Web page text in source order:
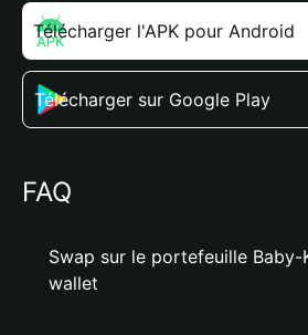
Télécharger l'APK pour Android
Télécharger sur Google Play
FAQ
Swap sur le portefeuille Baby-
wallet